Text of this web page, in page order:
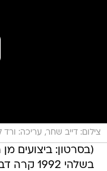
צילום: דייב שחר, עריכה: ורד
(בסרטון: ביצועים
בשלהי